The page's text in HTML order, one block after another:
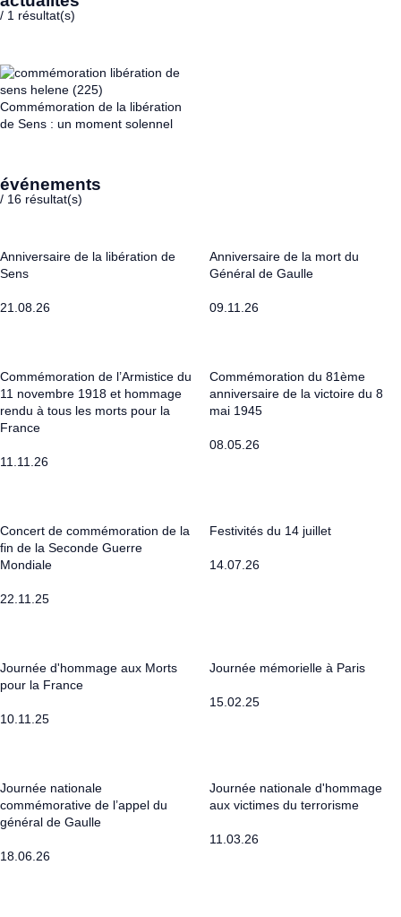
/ 1 résultat(s)
Commémoration de la libération
de Sens : un moment solennel
événements
/ 16 résultat(s)
Anniversaire de la libération de
Sens
21.08.26
Anniversaire de la mort du
Général de Gaulle
09.11.26
Commémoration de l’Armistice du
11 novembre 1918 et hommage
rendu à tous les morts pour la
France
11.11.26
Commémoration du 81ème
anniversaire de la victoire du 8
mai 1945
08.05.26
Concert de commémoration de la
fin de la Seconde Guerre
Mondiale
22.11.25
Festivités du 14 juillet
14.07.26
Journée d'hommage aux Morts
pour la France
10.11.25
Journée mémorielle à Paris
15.02.25
Journée nationale
commémorative de l’appel du
général de Gaulle
18.06.26
Journée nationale d'hommage
aux victimes du terrorisme
11.03.26